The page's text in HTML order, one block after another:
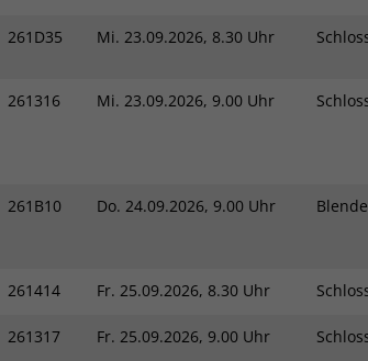
261D35 Mi. 23.09.2026, 8.30 Uhr
261316 Mi. 23.09.2026, 9.00 Uhr
261B10 Do. 24.09.2026, 9.00 Uhr
261414 Fr. 25.09.2026, 8.30 Uhr
261317 Fr. 25.09.2026, 9.00 Uhr